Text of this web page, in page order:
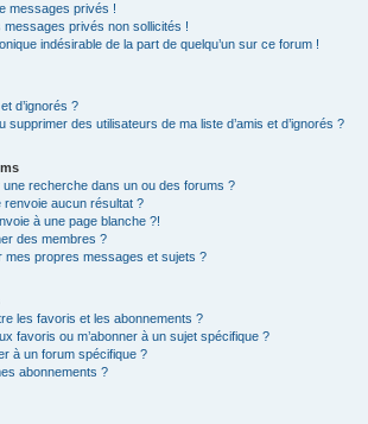
messages privés !
privés non sollicités !
indésirable de la part de quelqu’un sur ce forum !
d’ignorés ?
supprimer des utilisateurs de ma liste d’amis et d’ignorés ?
recherche dans un ou des forums ?
renvoie aucun résultat ?
à une page blanche ?!
des membres ?
mes propres messages et sujets ?
les favoris et les abonnements ?
favoris ou m’abonner à un sujet spécifique ?
à un forum spécifique ?
abonnements ?